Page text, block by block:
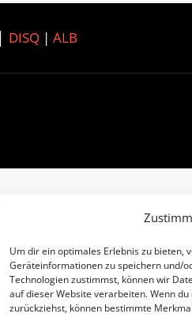
Um dir ein optimales Erlebnis zu bieten,
Geräteinformationen zu speichern und/
Technologien zustimmst, können wir
auf dieser Website verarbeiten. Wenn
zurückziehst, können bestimmte
DISQ| ALB